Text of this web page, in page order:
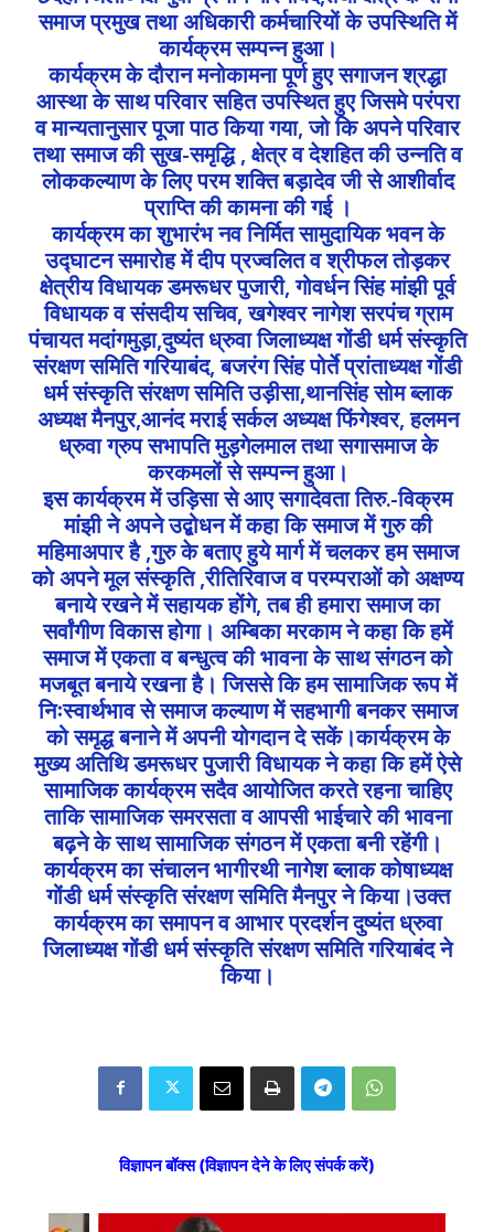
समाज प्रमुख तथा अधिकारी कर्मचारियों के उपस्थिति में
कार्यक्रम सम्पन्न हुआ।
कार्यक्रम के दौरान मनोकामना पूर्ण हुए सगाजन श्रद्धा
आस्था के साथ परिवार सहित उपस्थित हुए जिसमे परंपरा
व मान्यतानुसार पूजा पाठ किया गया, जो कि अपने परिवार
तथा समाज की सुख-समृद्धि , क्षेत्र व देशहित की उन्नति व
लोककल्याण के लिए परम शक्ति बड़ादेव जी से आशीर्वाद
प्राप्ति की कामना की गई ।
कार्यक्रम का शुभारंभ नव निर्मित सामुदायिक भवन के
उद्घाटन समारोह में दीप प्रज्वलित व श्रीफल तोड़कर
क्षेत्रीय विधायक डमरूधर पुजारी, गोवर्धन सिंह मांझी पूर्व
विधायक व संसदीय सचिव, खगेश्वर नागेश सरपंच ग्राम
पंचायत मदांगमुड़ा,दुष्यंत ध्रुवा जिलाध्यक्ष गोंडी धर्म संस्कृति
संरक्षण समिति गरियाबंद, बजरंग सिंह पोर्ते प्रांताध्यक्ष गोंडी
धर्म संस्कृति संरक्षण समिति उड़ीसा,थानसिंह सोम ब्लाक
अध्यक्ष मैनपुर,आनंद मराई सर्कल अध्यक्ष फिंगेश्वर, हलमन
ध्रुवा ग्रुप सभापति मुड़गेलमाल तथा सगासमाज के
करकमलों से सम्पन्न हुआ।
इस कार्यक्रम में उड़िसा से आए सगादेवता तिरु.-विक्रम
मांझी ने अपने उद्बोधन में कहा कि समाज में गुरु की
महिमाअपार है ,गुरु के बताए हुये मार्ग में चलकर हम समाज
को अपने मूल संस्कृति ,रीतिरिवाज व परम्पराओं को अक्षण्य
बनाये रखने में सहायक होंगे, तब ही हमारा समाज का
सर्वांगीण विकास होगा। अम्बिका मरकाम ने कहा कि हमें
समाज में एकता व बन्धुत्व की भावना के साथ संगठन को
मजबूत बनाये रखना है। जिससे कि हम सामाजिक रूप में
निःस्वार्थभाव से समाज कल्याण में सहभागी बनकर समाज
को समृद्ध बनाने में अपनी योगदान दे सकें।कार्यक्रम के
मुख्य अतिथि डमरूधर पुजारी विधायक ने कहा कि हमें ऐसे
सामाजिक कार्यक्रम सदैव आयोजित करते रहना चाहिए
ताकि सामाजिक समरसता व आपसी भाईचारे की भावना
बढ़ने के साथ सामाजिक संगठन में एकता बनी रहेंगी।
कार्यक्रम का संचालन भागीरथी नागेश ब्लाक कोषाध्यक्ष
गोंडी धर्म संस्कृति संरक्षण समिति मैनपुर ने किया।उक्त
कार्यक्रम का समापन व आभार प्रदर्शन दुष्यंत ध्रुवा
जिलाध्यक्ष गोंडी धर्म संस्कृति संरक्षण समिति गरियाबंद ने
किया।
विज्ञापन बॉक्स (विज्ञापन देने के लिए संपर्क करें)